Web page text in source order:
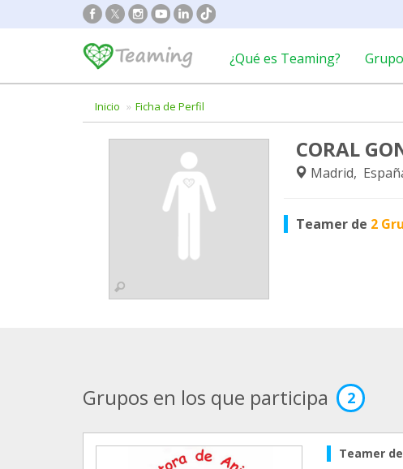
¿Qué es Teaming?
Inicio Ficha de Perfil
CORAL
Madrid,
Teamer de 2
Grupos en los que participa 2
Teamer